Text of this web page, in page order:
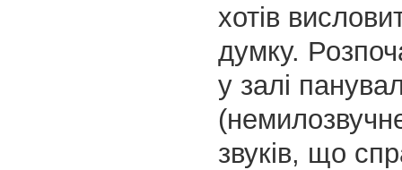
хотів
думку.
у залі
звуків, що